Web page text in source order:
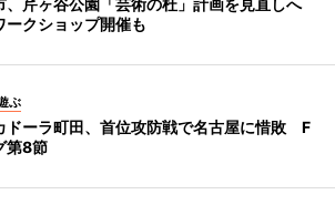
ークショップ開催も
ぶ
ドーラ町田、首位攻防戦で名古屋に惜敗 F
第8節